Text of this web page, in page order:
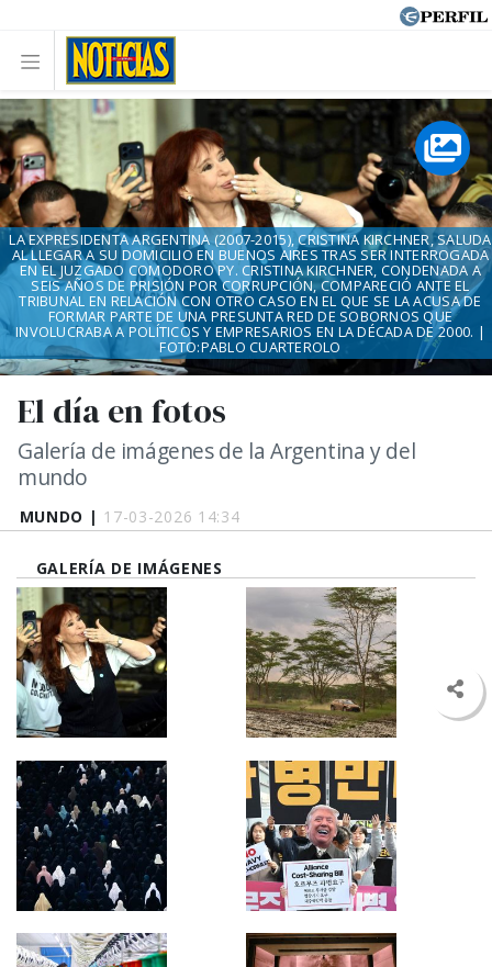
MUNDO | 17-03-2026 14:34
El día en fotos
Galería de imágenes de la Argentina y del
mundo
LA EXPRESIDENTA ARGENTINA (2007-2015), CRISTINA KIRCHNER, SALUDA
AL LLEGAR A SU DOMICILIO EN BUENOS AIRES TRAS SER INTERROGADA
EN EL JUZGADO COMODORO PY. CRISTINA KIRCHNER, CONDENADA A
SEIS AÑOS DE PRISIÓN POR CORRUPCIÓN, COMPARECIÓ ANTE EL
TRIBUNAL EN RELACIÓN CON OTRO CASO EN EL QUE SE LA ACUSA DE
FORMAR PARTE DE UNA PRESUNTA RED DE SOBORNOS QUE
INVOLUCRABA A POLÍTICOS Y EMPRESARIOS EN LA DÉCADA DE 2000. |
FOTO:PABLO CUARTEROLO
GALERÍA DE IMÁGENES